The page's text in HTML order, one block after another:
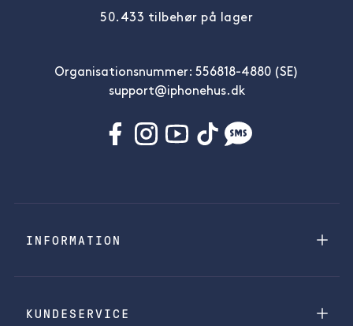
50.433 tilbehør på lager
Organisationsnummer: 556818-4880 (SE)
support@iphonehus.dk
INFORMATION
KUNDESERVICE